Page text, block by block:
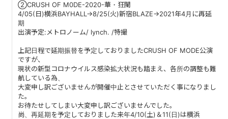
②CRUSH OF M0DE-2020-華・狂闌
4/05(日)横浜BAYHALL→8/25(火)新宿BLAZE→2021年4月に再延
期
出演予定:メトロノーム/ lynch. /特撮
上記日程で延期振替を予定しておりましたCRUSH OF MODE公演
ですが、
現状の新型コロナウイルス感染拡大状況も踏まえ、各所の調整も難
航している為、
大変申し訳ございませんが開催中止とさせていただく事になりまし
た。
お待たせしてしまい大変申し訳ございませんでした。
尚、再延期を予定しておりました来年4/10(土)＆11(日)は横浜